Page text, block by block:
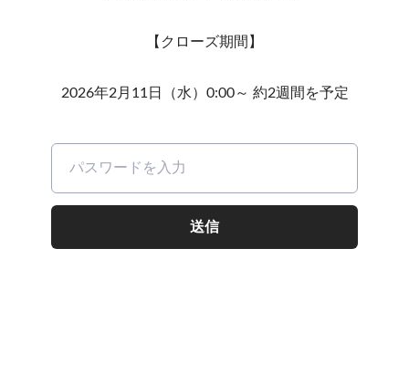
【クローズ期間】
2026年2月11日（水）0:00～ 約2週間を予定